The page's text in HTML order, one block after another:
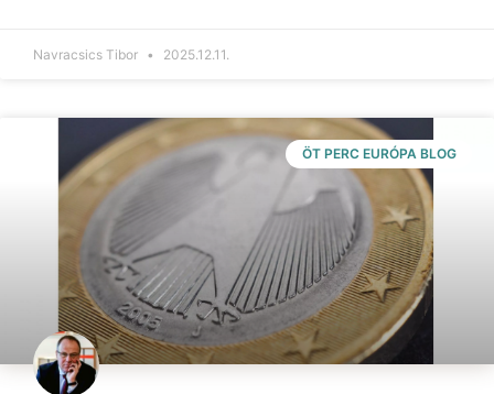
Navracsics Tibor 2025.12.11.
ÖT PERC EURÓPA BLOG